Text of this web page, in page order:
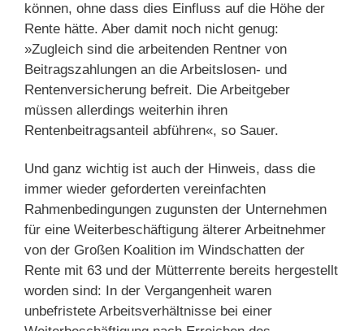
können, ohne dass dies Einfluss auf die Höhe der
Rente hätte. Aber damit noch nicht genug:
»Zugleich sind die arbeitenden Rentner von
Beitragszahlungen an die Arbeitslosen- und
Rentenversicherung befreit. Die Arbeitgeber
müssen allerdings weiterhin ihren
Rentenbeitragsanteil abführen«, so Sauer.
Und ganz wichtig ist auch der Hinweis, dass die
immer wieder geforderten vereinfachten
Rahmenbedingungen zugunsten der Unternehmen
für eine Weiterbeschäftigung älterer Arbeitnehmer
von der Großen Koalition im Windschatten der
Rente mit 63 und der Mütterrente bereits hergestellt
worden sind: In der Vergangenheit waren
unbefristete Arbeitsverhältnisse bei einer